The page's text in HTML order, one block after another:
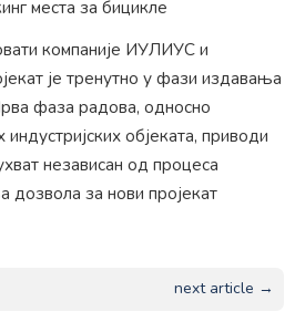
места за бицикле
компаније ИУЛИУС и
је тренутно у фази издавања
фаза радова, односно
објеката, приводи
независан од процеса
за нови пројекат
next article →